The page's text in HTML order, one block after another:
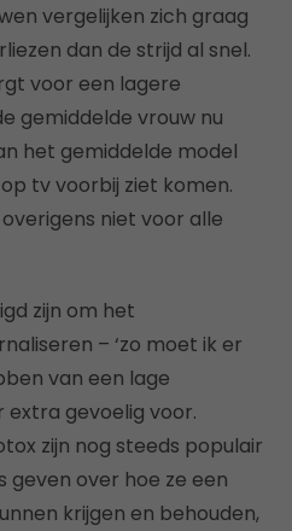
vergelijken zich graag
dan de strijd al snel.
voor een lagere
gemiddelde vrouw nu
het gemiddelde model
tv voorbij ziet komen.
niet voor alle
zijn om het
– ‘zo moet ik er
van een lage
extra gevoelig voor.
zijn nog steeds populair
geven over hoe ze een
krijgen en behouden,